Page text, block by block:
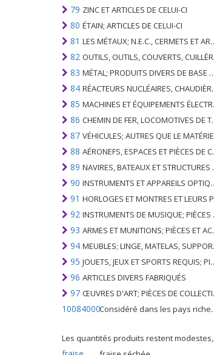
79 ZINC ET ARTICLES DE CELUI-CI
80 ÉTAIN; ARTICLES DE CELUI-CI
81 LES MÉTAUX; N.E.C., CERMETS ET ARTICLES DE CELUI-CI
82 OUTILS, OUTILS, COUVERTS, CUILLÈRES ET FOURCHES DE MÉTAUX DE BASE; PARTIES DE CELLES-CI, EN METAL DE BASE
83 MÉTAL; PRODUITS DIVERS DE BASE METAL
84 RÉACTEURS NUCLÉAIRES, CHAUDIÈRES, MACHINES ET APPAREILS MÉCANIQUES; PARTIES DE CELLES-CI
85 MACHINES ET ÉQUIPEMENTS ÉLECTRIQUES ET LEURS PARTIES; ENREGISTREURS ET REPRODUCTEURS SONORES; APPAREILS D'ENREGISTREMENT OU DE REPRODUCTION DES IMAGES ET DU SON EN TÉLÉVISION, PIÈCES ET ACCESSOIRES DE TELS ARTICLES
86 CHEMIN DE FER, LOCOMOTIVES DE TRAMWAY, MATÉRIEL ROULANT ET LEURS PARTIES; RACCORDS DE CHEMIN DE FER OU DE TRAMWAY ET RACCORDS ET PIÈCES DE CELLES-CI; ÉQUIPEMENT DE SIGNALISATION DE TRAFIC MÉCANIQUE (Y COMPRIS ÉLECTRO-MÉCANIQUE) DE TOUS TYPES
87 VÉHICULES; AUTRES QUE LE MATÉRIEL ROULANT DE CHEMIN DE FER OU DE TRAMWAY, ET LEURS PIÈCES ET ACCESSOIRES
88 AÉRONEFS, ESPACES ET PIÈCES DE CELUI-CI
89 NAVIRES, BATEAUX ET STRUCTURES FLOTTANTES
90 INSTRUMENTS ET APPAREILS OPTIQUES, PHOTOGRAPHIQUES, CINÉMATOGRAPHIQUES, DE MESURE, DE CONTRÔLE, DE MÉDECINE OU DE CHIRURGIE; PIÈCES ET ACCESSOIRES
91 HORLOGES ET MONTRES ET LEURS PARTIES
92 INSTRUMENTS DE MUSIQUE; PIÈCES ET ACCESSOIRES DE TELS ARTICLES
93 ARMES ET MUNITIONS; PIÈCES ET ACCESSOIRES DE CELLES-CI
94 MEUBLES; LINGE, MATELAS, SUPPORTS DE MATELAS, COUSSINS ET AMEUBLEMENT SIMILAIRE FARCI; LAMPES ET RACCORDS D'ÉCLAIRAGE, N.E.C .; SIGNES LUMINEUSES, PLAQUES DE NOMS LUMINEUSES ET SIMILAIRES; BÂTIMENTS PRÉFABRIQUÉS
95 JOUETS, JEUX ET SPORTS REQUIS; PIÈCES ET ACCESSOIRES DE CELLES-CI
96 ARTICLES DIVERS FABRIQUÉS
97 ŒUVRES D'ART; PIÈCES DE COLLECTION ET ANTIQUITÉS
10084000Considéré dans les pays riches comme une "céréale mineure", le fonio blanc est une graminée de la famille des poaceae cultivée pour ses graines dans certaines régions d'Afrique.
Les quantités produits restent modestes, mais cette plante présente malgré tout de nombreuses qualités. Elle est utilisé dans l'alimentation humaine et entre dans la préparation de nombreuses recettes traditionnelles africaines comme le couscous, la bouillie, les boulettes, les beignets et même le pain.